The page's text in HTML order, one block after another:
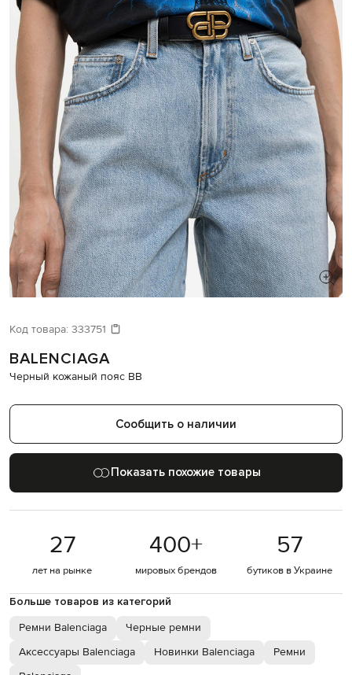
Давайте подберем что-то еще
Похожие товары
Код товара: 333751
BALENCIAGA
Черный кожаный пояс BB
Сообщить о наличии
Показать похожие товары
27
лет на рынке
400+
мировых брендов
57
бутиков в Украине
Больше товаров из категорий
Ремни Balenciaga
Черные ремни
Аксессуары Balenciaga
Новинки Balenciaga
Ремни